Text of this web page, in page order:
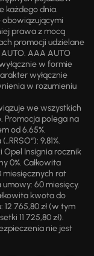
każdego dnia.
obowiązującymi
prawa z mocą
promocji udzielane
AAA AUTO
w formie
wyłącznie
w rozumieniu
we wszystkich
Promocja polega na
od 6,65%.
9,81%.
Opel Insignia rocznik
0%. Całkowita
miesięcznych rat
60 miesięcy.
kwota do
12 765,80 zł (w tym
11 725,80 zł).
nie jest